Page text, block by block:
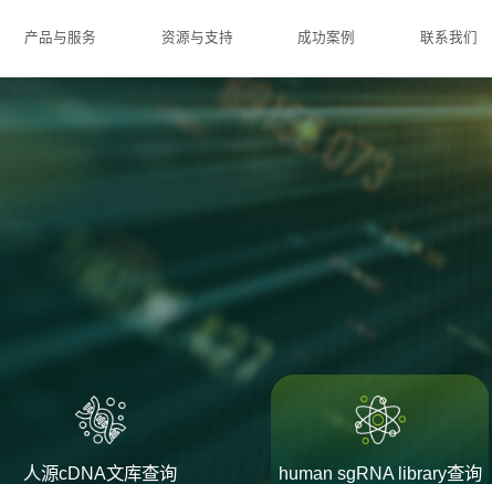
产品与服务 资源与支持 成功案例 联系我们
人源cDNA文库查询 human sgRNA library查询